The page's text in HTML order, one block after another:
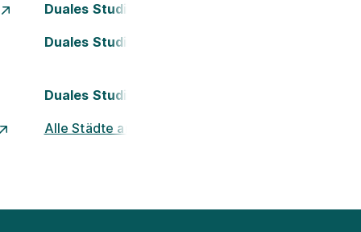
Duales Studium Essen
Duales Studium Köln
Duales Studium Nürnberg
Alle Städte ansehen